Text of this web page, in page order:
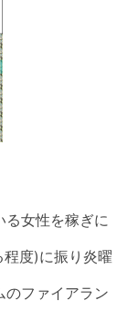
る女性を稼ぎに
度)に振り炎曜
のファイアラン